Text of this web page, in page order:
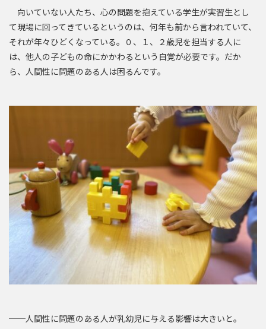
向いていない人たち、心の問題を抱えている学生が実習生とし
て現場に回ってきているというのは、何年も前から言われていて、
それが年々ひどくなっている。０、１、２歳児を担当する人に
は、他人の子どもの命にかかわるという自覚が必要です。だか
ら、人間性に問題のある人は困るんです。
──人間性に問題のある人が乳幼児に与える影響は大きいと。